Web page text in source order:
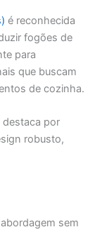
é reconhecida
fogões de
para
que buscam
de cozinha.
destaca por
robusto,
sem